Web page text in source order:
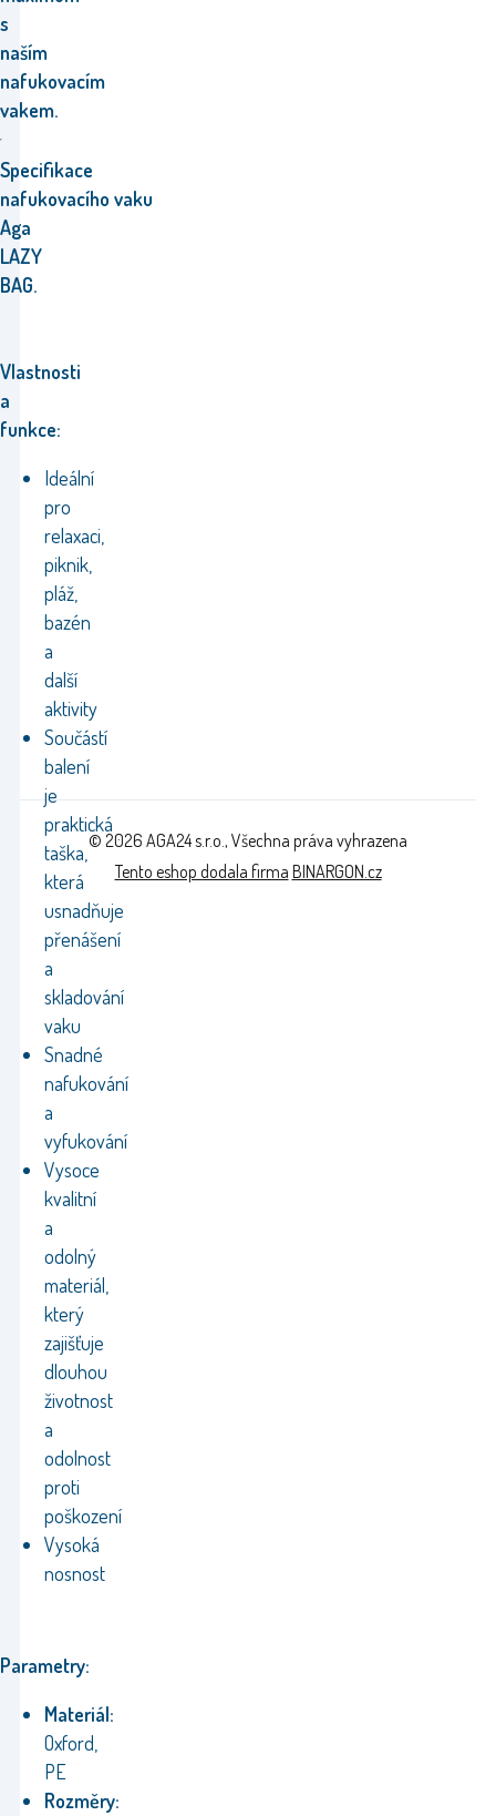
s
naším
nafukovacím
vakem.
Specifikace
nafukovacího vaku
Aga
LAZY
BAG.
Vlastnosti
a
funkce:
Ideální
pro
relaxaci,
piknik,
pláž,
bazén
a
další
aktivity
Součástí
balení
je
praktická
taška,
která
usnadňuje
přenášení
a
skladování
vaku
Snadné
nafukování
a
vyfukování
Vysoce
kvalitní
a
odolný
materiál,
který
zajišťuje
dlouhou
životnost
a
odolnost
proti
poškození
Vysoká
nosnost
Parametry:
Materiál:
Oxford,
PE
Rozměry:
© 2026 AGA24 s.r.o., Všechna práva vyhrazena
Tento eshop dodala firma BINARGON.cz